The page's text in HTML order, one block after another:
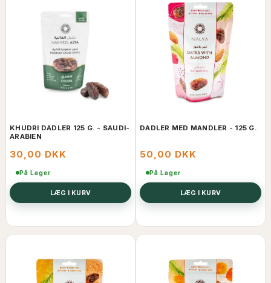
KHUDRI DADLER 125 G. - SAUDI-
ARABIEN
30,00 DKK
På Lager
LÆG I KURV
DADLER MED MANDLER - 125 G.
50,00 DKK
På Lager
LÆG I KURV